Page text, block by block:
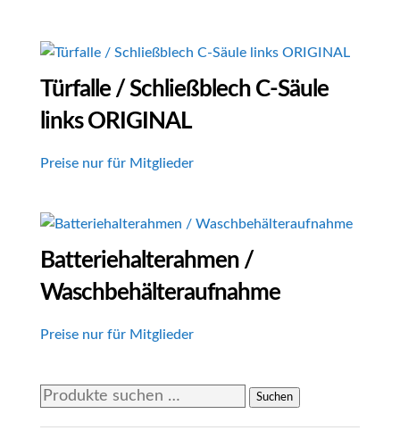
Türfalle / Schließblech C-Säule
links ORIGINAL
Preise nur für Mitglieder
Batteriehalterahmen /
Waschbehälteraufnahme
Preise nur für Mitglieder
Suchen
Suchen